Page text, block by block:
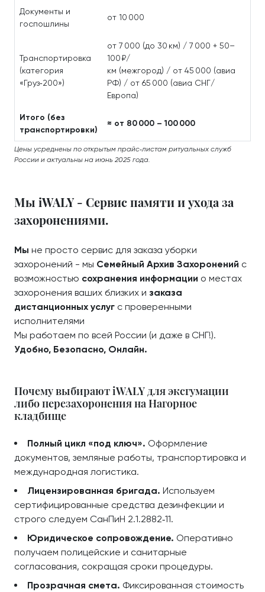
Документы и
госпошлины
от 10 000
Транспортировка
(категория
«Груз‑200»)
от 7 000 (до 30 км) / 7 000 + 50–
100 ₽/
км (межгород) / от 45 000 (авиа
РФ) / от 65 000 (авиа СНГ/
Европа)
Итого (без
транспортировки)
≈ от 80 000 – 100 000
Цены усреднены по открытым прайс‑листам ритуальных служб
России и актуальны на июнь 2025 года.
Мы iWALY - Сервис памяти и ухода за
захоронениями.
Мы не просто сервис для заказа уборки
захоронений - мы Семейный Архив Захоронений с
возможностью сохранения информации о местах
захоронения ваших близких и заказа
дистанционных услуг с проверенными
исполнителями
Мы работаем по всей России (и даже в СНГ!).
Удобно, Безопасно, Онлайн.
Почему выбирают iWALY для эксгумации
либо перезахоронения на Нагорное
кладбище
Полный цикл «под ключ». Оформление
документов, земляные работы, транспортировка и
международная логистика.
Лицензированная бригада. Используем
сертифицированные средства дезинфекции и
строго следуем СанПиН 2.1.2882‑11.
Юридическое сопровождение. Оперативно
получаем полицейские и санитарные
согласования, сокращая сроки процедуры.
Прозрачная смета. Фиксированная стоимость